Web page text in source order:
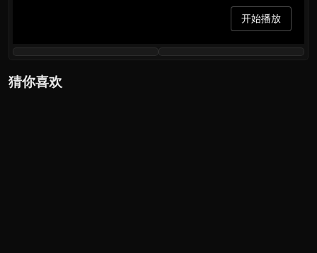
开始播放
猜你喜欢